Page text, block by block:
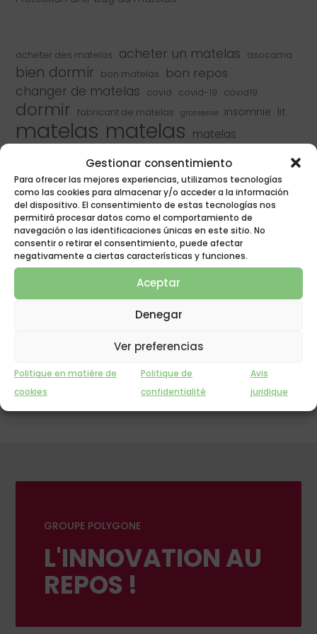
Gestionar consentimiento
Para ofrecer las mejores experiencias, utilizamos tecnologías
como las cookies para almacenar y/o acceder a la información
del dispositivo. El consentimiento de estas tecnologías nos
permitirá procesar datos como el comportamiento de
navegación o las identificaciones únicas en este sitio. No
consentir o retirar el consentimiento, puede afectar
negativamente a ciertas características y funciones.
Aceptar
Denegar
Ver preferencias
Politique en matière de
cookies
Politique de
confidentialité
Avis
juridique
acheter des matelas acheter un matelas asocama
bien dormir bon matelas
bon repos
changer de matelas
covid covid-19 covid19
dormir fabricant de matelas grossesse insomnie lit
matelas matelas matelas
matelas naturalia
matelas poligon matelas pour enfants
matelas viscoélastique
Matelas viscoélastiques
matelas à ressorts matelas à ressorts ensachés
meilleur matelas meilleurs matelas
naturalia naturalia & poligon naturalia rest
repos
types de matelas
équipement de repos
GROUPE POLYGONE
L'INNOVATION AU
REPOS !